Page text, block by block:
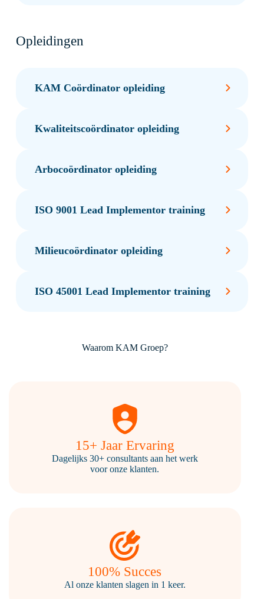
Opleidingen
KAM Coördinator opleiding
Kwaliteitscoördinator opleiding
Arbocoördinator opleiding
ISO 9001 Lead Implementor training
Milieucoördinator opleiding
ISO 45001 Lead Implementor training
Waarom KAM Groep?
15+ Jaar Ervaring
Dagelijks 30+ consultants aan het werk
voor onze klanten.
100% Succes
Al onze klanten slagen in 1 keer.